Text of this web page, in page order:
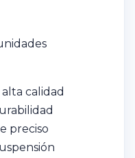
calidad
preciso